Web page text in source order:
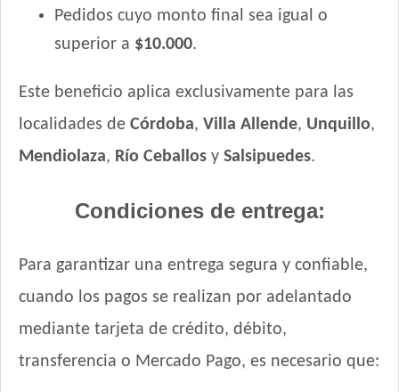
Pedidos cuyo monto final sea igual o
superior a $10.000.
Este beneficio aplica exclusivamente para las
localidades de Córdoba, Villa Allende, Unquillo,
Mendiolaza, Río Ceballos y Salsipuedes.
Condiciones de entrega:
Para garantizar una entrega segura y confiable,
cuando los pagos se realizan por adelantado
mediante tarjeta de crédito, débito,
transferencia o Mercado Pago, es necesario que: